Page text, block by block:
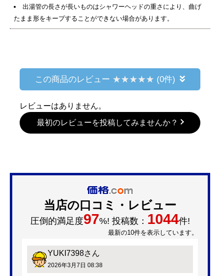
出湯管の長さが長いものはシャワーヘッドの重さにより、曲げ
たまま形をキープすることができない場合があります。
この商品のレビュー (0件)
レビューはありません。
最初のレビューを投稿してみませんか？
当店の口コミ・レビュー
圧倒的満足度97%! 投稿数： 1044件!
最新の10件を表示しています。
YUKI7398さん
2026年3月7日 08:38